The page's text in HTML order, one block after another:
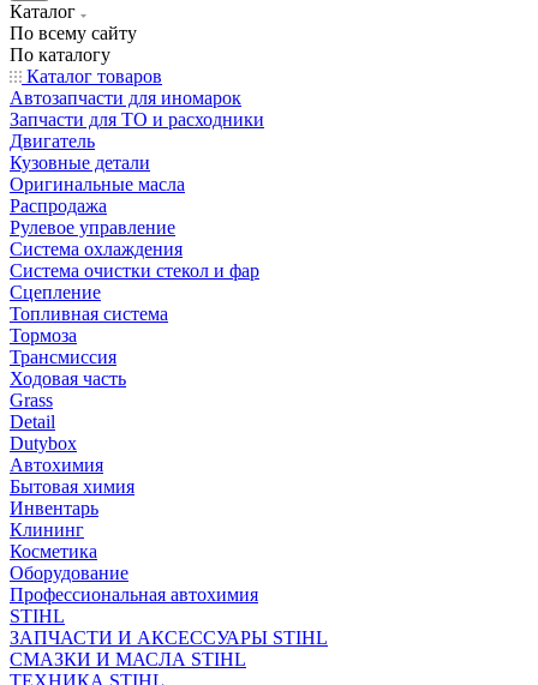
Каталог
По всему сайту
По каталогу
Каталог товаров
Автозапчасти для иномарок
Запчасти для ТО и расходники
Двигатель
Кузовные детали
Оригинальные масла
Распродажа
Рулевое управление
Система охлаждения
Система очистки стекол и фар
Сцепление
Топливная система
Тормоза
Трансмиссия
Ходовая часть
Grass
Detail
Dutybox
Автохимия
Бытовая химия
Инвентарь
Клининг
Косметика
Оборудование
Профессиональная автохимия
STIHL
ЗАПЧАСТИ И АКСЕССУАРЫ STIHL
СМАЗКИ И МАСЛА STIHL
ТЕХНИКА STIHL